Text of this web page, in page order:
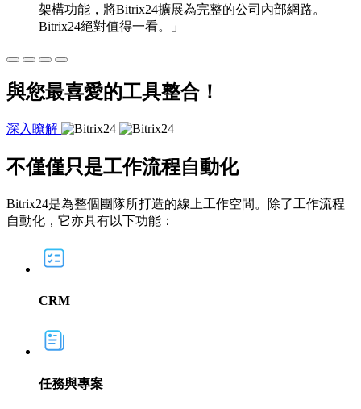
架構功能，將Bitrix24擴展為完整的公司內部網路。
Bitrix24絕對值得一看。」
與您最喜愛的工具整合！
深入瞭解
不僅僅只是工作流程自動化
Bitrix24是為整個團隊所打造的線上工作空間。除了工作流程
自動化，它亦具有以下功能：
CRM
任務與專案